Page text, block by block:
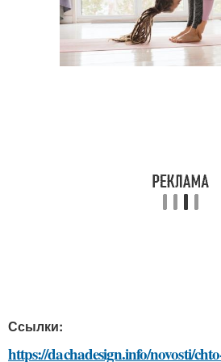
Ссылки:
https://dachadesign.info/novosti/